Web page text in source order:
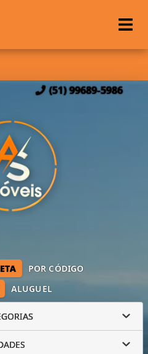
(51) 99689-5986
ALUGUEL
POR CÓDIGO